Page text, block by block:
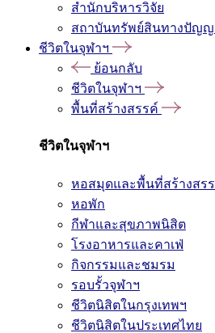
สำนักบริหารวิจัย
สถาบันทรัพย์สินทางปัญญ
ชีวิตในจุฬาฯ
ย้อนกลับ
ชีวิตในจุฬาฯ
พื้นที่สร้างสรรค์
ชีวิตในจุฬาฯ
หอสมุดและพื้นที่สร้างสร
หอพัก
กีฬาและสุขภาพนิสิต
โรงอาหารและคาเฟ่
กิจกรรมและชมรม
รอบรั้วจุฬาฯ
ชีวิตนิสิตในกรุงเทพฯ
ชีวิตนิสิตในประเทศไทย